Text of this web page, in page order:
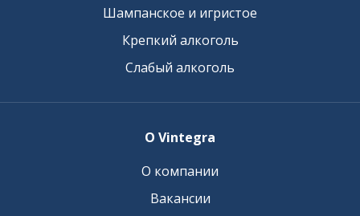
Шампанское и игристое
Крепкий алкоголь
Слабый алкоголь
О Vintegra
О компании
Вакансии